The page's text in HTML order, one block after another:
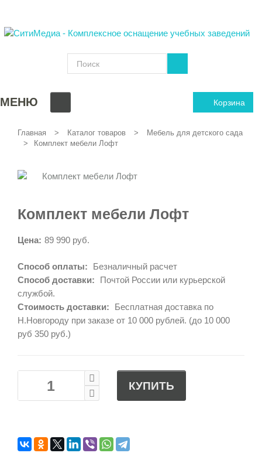
Корзина
МЕНЮ
Главная Каталог товаров
Мебель для детского сада
Комплект мебели Лофт
Комплект мебели Лофт
Цена: 89 990 руб.
Способ оплаты:
Безналичный расчет
Способ доставки:
Почтой России или курьерской
службой.
Стоимость доставки:
Бесплатная доставка по
Н.Новгороду при заказе от 10 000 рублей. (до 10 000
руб 350 руб.)
КУПИТЬ